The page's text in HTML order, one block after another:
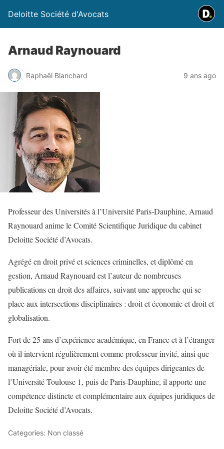
Deloitte Société d'Avocats
Arnaud Raynouard
Raphaël Blanchard 9 ans ago
Professeur des Universités à l’Université Paris-Dauphine, Arnaud
Raynouard anime le Comité Scientifique Juridique du cabinet
Deloitte Société d’Avocats.
Agrégé en droit privé et sciences criminelles, et diplômé en
gestion, Arnaud Raynouard est l’auteur de nombreuses
publications en droit des affaires, suivant une approche qui se
place aux intersections disciplinaires : droit et économie et droit et
globalisation.
Fort de 25 ans d’expérience académique, en France et à l’étranger
où il intervient régulièrement comme professeur invité, ainsi que
managériale, pour avoir été membre des équipes dirigeantes de
l’Université Toulouse 1, puis de Paris-Dauphine, il apporte une
compétence distincte et complémentaire aux équipes juridiques de
Deloitte Société d’Avocats.
Categories: Non classé